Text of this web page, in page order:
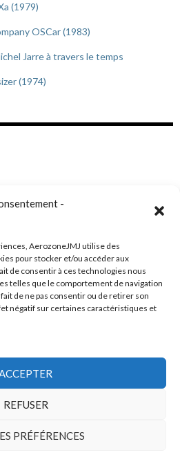
-
AerozoneJMJ utilise des
pour stocker et/ou accéder aux
de consentir à ces technologies nous
telles que le comportement de navigation
de ne pas consentir ou de retirer son
négatif sur certaines caractéristiques et
ACCEPTER
REFUSER
PRÉFÉRENCES
(1979)
OSCar (1983)
Jarre à travers le temps
(1974)
Août 2026